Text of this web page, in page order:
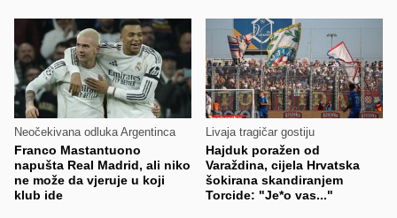
Neočekivana odluka Argentinca
Franco Mastantuono
napušta Real Madrid, ali niko
ne može da vjeruje u koji
klub ide
Livaja tragičar gostiju
Hajduk poražen od
Varaždina, cijela Hrvatska
šokirana skandiranjem
Torcide: "Je*o vas..."